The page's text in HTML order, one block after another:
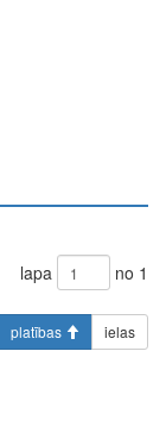
lapa no 1
platības ielas